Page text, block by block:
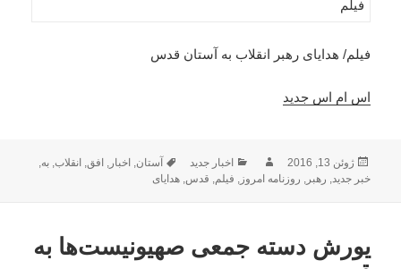
فیلم
فیلم/ هدایای رهبر انقلاب به آستان قدس
اس ام اس جدید
ارسال
شده
ژوئن 13, 2016 نویسندهدسته‌ها
اخبار جدید برچسب‌ها
آستان, اخبار, افق, انقلاب,به,
خبر جدید, رهبر, روزنامه امروز, فیلم, قدس,هدایای
یورش دسته جمعی صهیونیست‌ها به